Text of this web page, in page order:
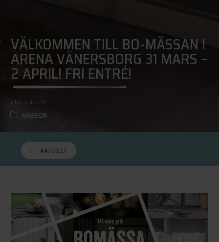
VÄLKOMMEN TILL BO-MÄSSAN I
ARENA VÄNERSBORG 31 MARS –
2 APRIL! FRI ENTRÉ!
2023-03-24
MÄSSOR
AKTUELLT